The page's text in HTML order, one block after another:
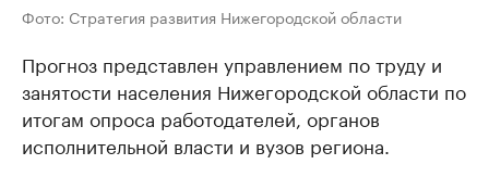
Фото: Стратегия развития Нижегородской области
Прогноз представлен управлением по труду и
занятости населения Нижегородской области по
итогам опроса работодателей, органов
исполнительной власти и вузов региона.